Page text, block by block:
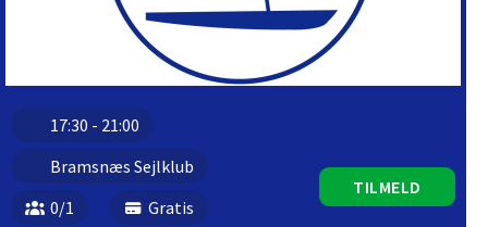
17:30 - 21:00
Bramsnæs Sejlklub
0/1
Gratis
TILMELD